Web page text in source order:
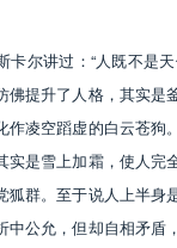
尔讲过：“人既不是天
佛提升了人格，其实是
作凌空蹈虚的白云苍狗
实是雪上加霜，使人完
狐群。至于说人上半身
中公允，但却自相矛盾